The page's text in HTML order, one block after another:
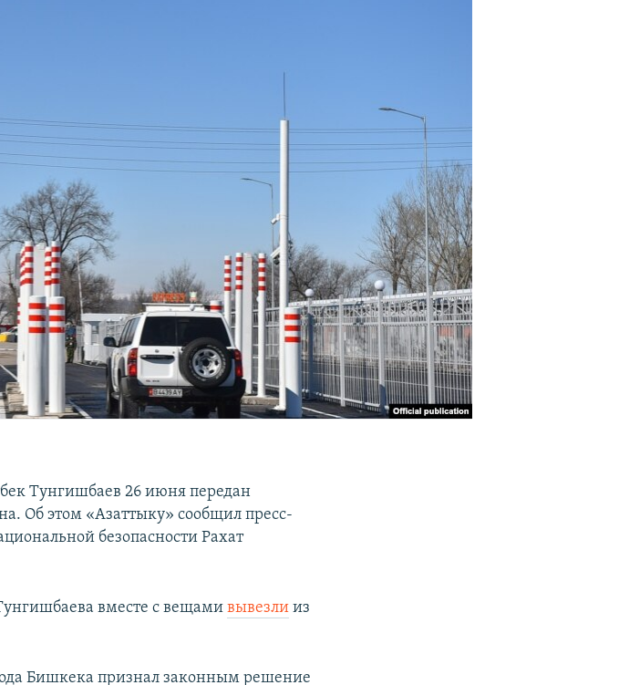
Тунгишбаев 26 июня передан
Об этом «Азаттыку» сообщил пресс-
безопасности Рахат
вместе с вещамивывезли из
Бишкека признал законным решение